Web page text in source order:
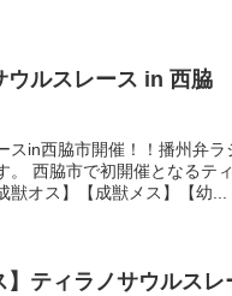
ウルスレース in 西
スin西脇市開催！！播州弁
。 西脇市で初開催となるテ
オス】【成獣メス】【幼...
】ティラノサウルス